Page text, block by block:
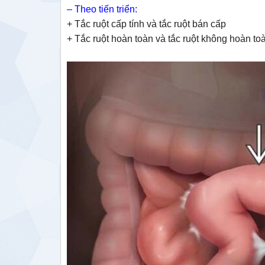
– Theo tiến triển:
+ Tắc ruột cấp tính và tắc ruột bán cấp
+ Tắc ruột hoàn toàn và tắc ruột không hoàn